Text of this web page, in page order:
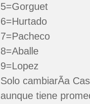
5=Gorguet
6=Hurtado
7=Pacheco
8=Aballe
9=Lopez
Solo cambiarÃ­a
aunque tiene